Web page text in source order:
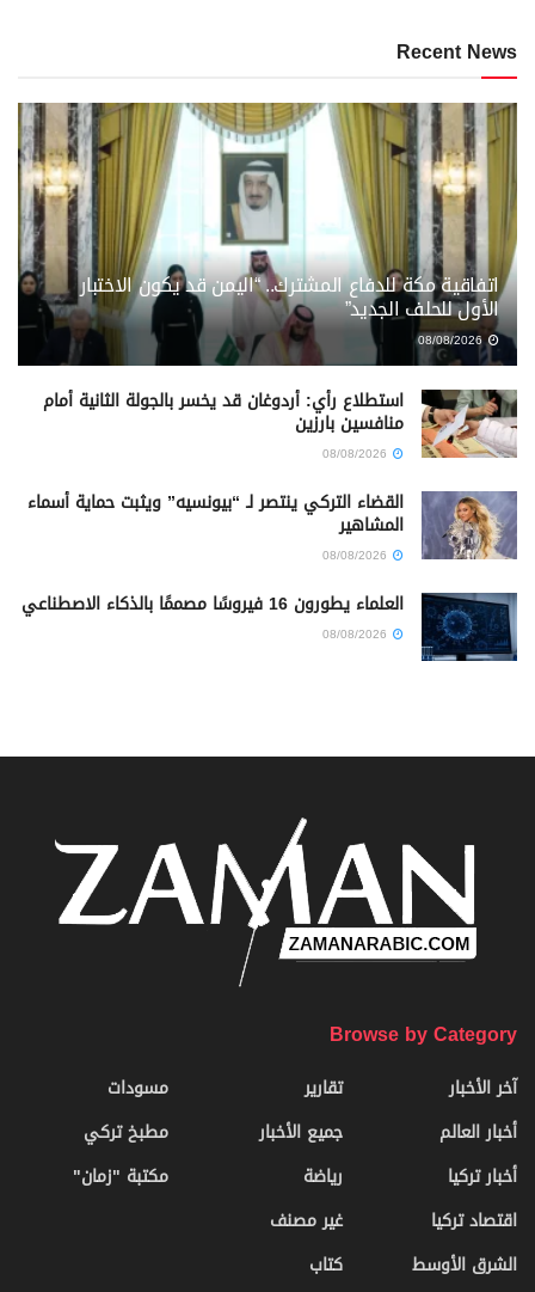
Recent News
اتفاقية مكة للدفاع المشترك.. “اليمن قد يكون الاختبار
الأول للحلف الجديد”
08/08/2026
استطلاع رأي: أردوغان قد يخسر بالجولة الثانية أمام
منافسين بارزين
القضاء التركي ينتصر لـ “بيونسيه” ويثبت حماية أسماء
المشاهير
العلماء يطورون 16 فيروسًا مصممًا بالذكاء الاصطناعي
Browse by Category
آخر الأخبار
أخبار العالم
أخبار تركيا
اقتصاد تركيا
الشرق الأوسط
تقارير
جميع الأخبار
رياضة
غير مصنف
كتاب
مسودات
مطبخ تركي
مكتبة "زمان"